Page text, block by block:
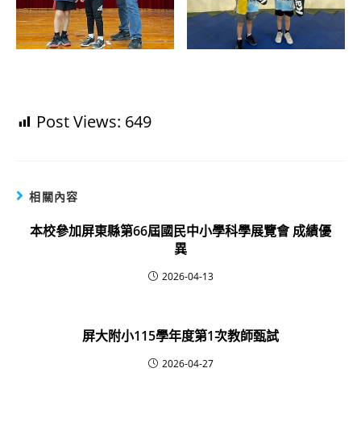
Post Views: 649
相關內容
本校參加屏東縣第66屆國民中小學科學展覽會 成績優
異
2026-04-13
屏大附小115學年度第1次教師甄試
2026-04-27